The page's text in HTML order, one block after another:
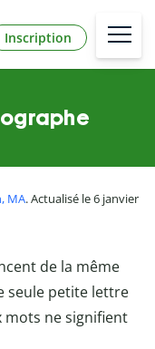
Inscription
MA. Actualisé le 6 janvier
de la même
seule petite lettre
mots ne signifient